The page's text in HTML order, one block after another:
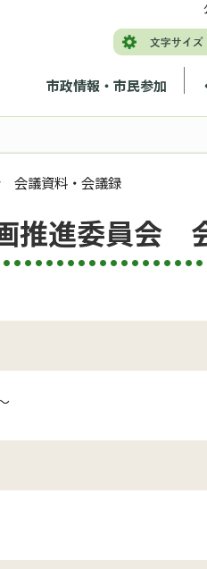
市政情報・市民参加
会議資料・会議録
推進委員会